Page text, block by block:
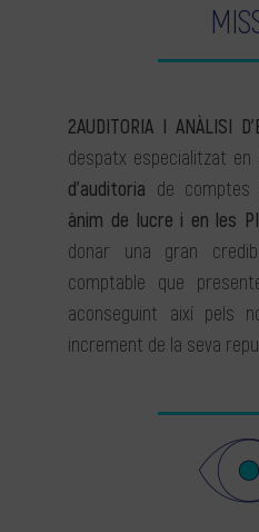
2AUDITORIA I ANÀLISI
despatx especialitzat
d’auditoria de
ànim de lucre i en les
donar una gran
comptable que
aconseguint així pels
increment de la seva